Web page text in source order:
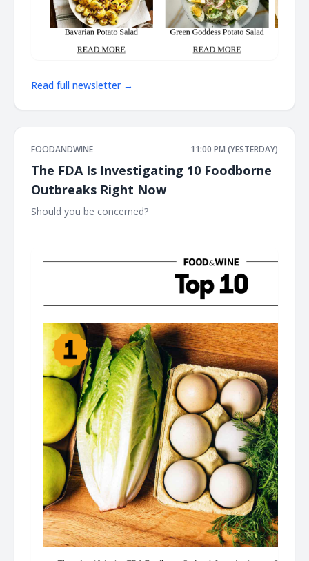
Read full newsletter →
FOODANDWINE 11:00 PM (YESTERDAY)
The FDA Is Investigating 10 Foodborne
Outbreaks Right Now
Should you be concerned? ‌ ‌ ‌ ‌ ‌ ‌ ‌ ‌ ‌ ‌ ‌ ‌ ‌ ‌ ‌ ‌ ‌ ‌ ‌ ‌ ‌ ‌ ‌ ‌ ‌ ‌ ‌ ‌ ‌ ‌ ‌ ‌ ‌ ‌ ‌ ‌ ‌ ‌ ‌ ‌ ‌ ‌ ‌ ‌ ‌ ‌ ‌